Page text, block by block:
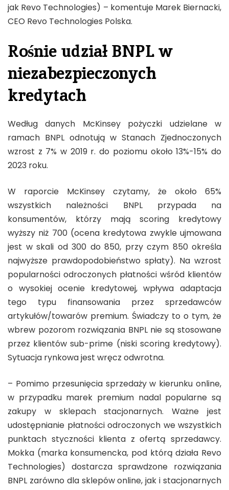
jak Revo Technologies) – komentuje Marek Biernacki,
CEO Revo Technologies Polska.
Rośnie udział BNPL w
niezabezpieczonych
kredytach
Według danych McKinsey pożyczki udzielane w
ramach BNPL odnotują w Stanach Zjednoczonych
wzrost z 7% w 2019 r. do poziomu około 13%-15% do
2023 roku.
W raporcie McKinsey czytamy, że około 65%
wszystkich należności BNPL przypada na
konsumentów, którzy mają scoring kredytowy
wyższy niż 700 (ocena kredytowa zwykle ujmowana
jest w skali od 300 do 850, przy czym 850 określa
najwyższe prawdopodobieństwo spłaty). Na wzrost
popularności odroczonych płatności wśród klientów
o wysokiej ocenie kredytowej, wpływa adaptacja
tego typu finansowania przez sprzedawców
artykułów/towarów premium. Świadczy to o tym, że
wbrew pozorom rozwiązania BNPL nie są stosowane
przez klientów sub-prime (niski scoring kredytowy).
Sytuacja rynkowa jest wręcz odwrotna.
– Pomimo przesunięcia sprzedaży w kierunku online,
w przypadku marek premium nadal popularne są
zakupy w sklepach stacjonarnych. Ważne jest
udostępnianie płatności odroczonych we wszystkich
punktach styczności klienta z ofertą sprzedawcy.
Mokka (marka konsumencka, pod którą działa Revo
Technologies) dostarcza sprawdzone rozwiązania
BNPL zarówno dla sklepów online, jak i stacjonarnych